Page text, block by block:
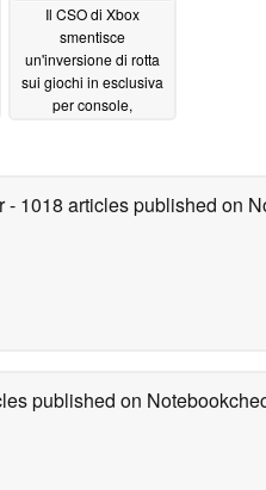
Il CSO di Xbox
smentisce
un'inversione di rotta
sui giochi in esclusiva
per console,
- 1018 articles published on
published on